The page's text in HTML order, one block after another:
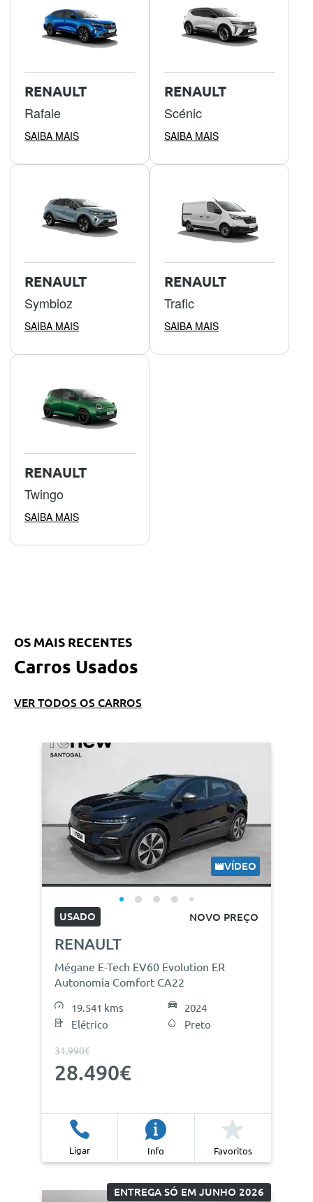
RENAULT
Rafale
SAIBA MAIS
RENAULT
Scénic
SAIBA MAIS
RENAULT
Symbioz
SAIBA MAIS
RENAULT
Trafic
SAIBA MAIS
RENAULT
Twingo
SAIBA MAIS
OS MAIS RECENTES
Carros Usados
VER TODOS OS CARROS
VÍDEO
USADO NOVO PREÇO
RENAULT
Mégane E-Tech EV60 Evolution ER
Autonomia Comfort CA22
19.541 kms
Elétrico
2024
Preto
31.990€
28.490€
Ligar Info Favoritos
ENTREGA SÓ EM JUNHO 2026